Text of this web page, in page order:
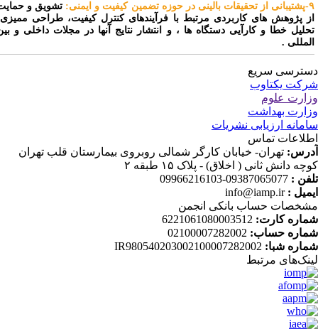
تشویق و حمایت
پژوهش های کاربردی مرتبط با فرآیندهای کنترل کیفیت، طراحی ممیزی،
خطا و کارآیی دستگاه ها ، و انتشار نتایج آنها در مجلات داخلی و بین
.
سریع
یکتاوب
علوم
بهداشت
ارزیابی نشریات
تماس
تهران- خیابان کارگر شمالی روبروی بیمارستان قلب تهران
دانش ثانی ( اخلاق) - پلاک ۱۵ طبقه ۲
:
09387065077-09966216103
:
info@iamp.ir
حساب بانکی انجمن
کارت:6221061080003512
حساب:02100007282002
شبا:IR980540203002100007282002
مرتبط